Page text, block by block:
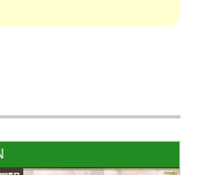
だけでなく、高待遇や手
ください♪ 指名…